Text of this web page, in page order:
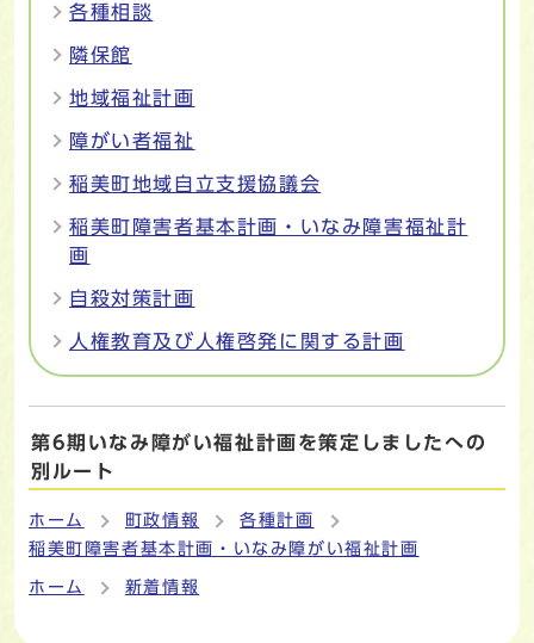
各種相談
隣保館
地域福祉計画
障がい者福祉
稲美町地域自立支援協議会
稲美町障害者基本計画・いなみ障害福祉計
画
自殺対策計画
人権教育及び人権啓発に関する計画
第6期いなみ障がい福祉計画を策定しましたへの
別ルート
ホーム 町政情報
各種計画
稲美町障害者基本計画・いなみ障がい福祉計画
ホーム 新着情報